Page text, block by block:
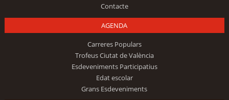
Contacte
AGENDA
Carreres Populars
Trofeus Ciutat de València
Esdeveniments Participatius
Edat escolar
Grans Esdeveniments